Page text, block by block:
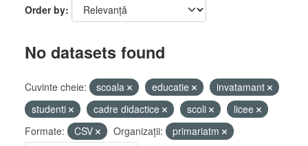
Order by
No datasets found
Cuvinte cheie: scoala educatie
invatamant
studenti
cadre didactice scoli
licee
Formate:
CSV Organizații:
primariatm